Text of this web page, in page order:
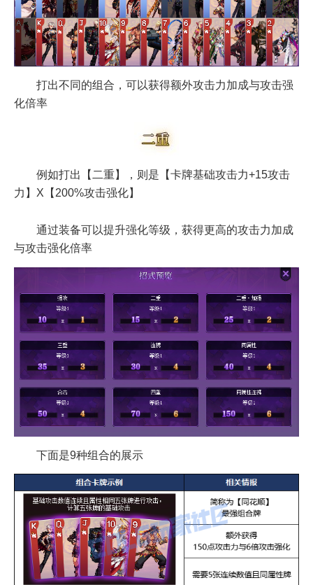
打出不同的组合，可以获得额外攻击力加成与攻击强
化倍率
例如打出【二重】，则是【卡牌基础攻击力+15攻击
力】X【200%攻击强化】
通过装备可以提升强化等级，获得更高的攻击力加成
与攻击强化倍率
下面是9种组合的展示